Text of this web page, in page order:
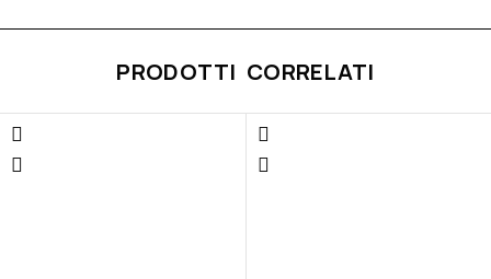
PRODOTTI CORRELATI